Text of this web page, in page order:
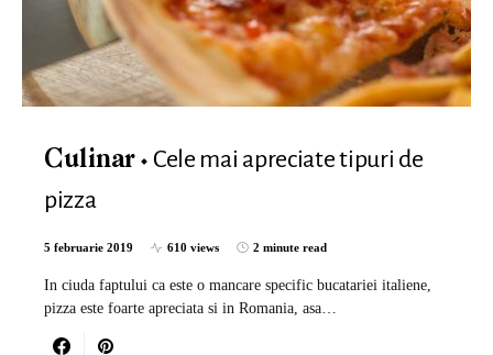
Culinar
Cele mai apreciate tipuri de
pizza
5 februarie 2019 610 views 2 minute read
In ciuda faptului ca este o mancare specific bucatariei italiene,
pizza este foarte apreciata si in Romania, asa…